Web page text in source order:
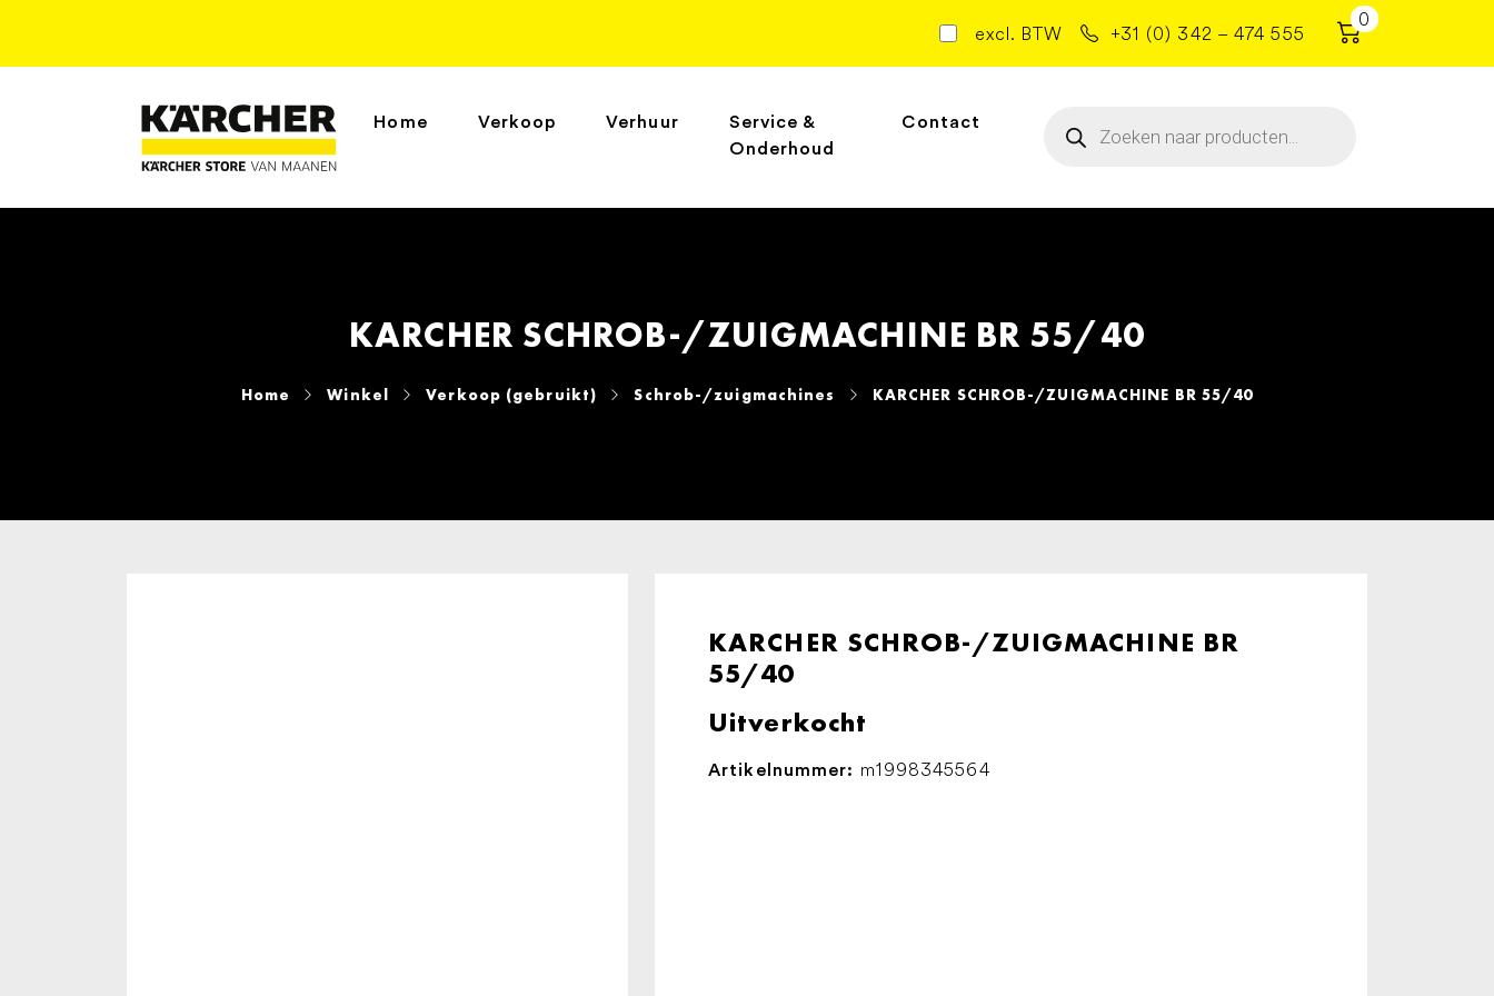
excl. BTW +31 (0) 342 – 474 555
0
Home Verkoop Verhuur
Service &
Onderhoud
Contact
zoeken
KARCHER SCHROB-/ZUIGMACHINE BR 55/40
Home Winkel Verkoop (gebruikt) Schrob-/zuigmachines KARCHER SCHROB-/ZUIGMACHINE BR 55/40
KARCHER SCHROB-/ZUIGMACHINE BR
55/40
Uitverkocht
Artikelnummer: m1998345564